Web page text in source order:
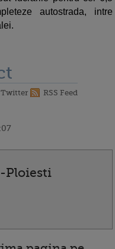
autostrada, intre
Twitter RSS Feed
Ploiesti